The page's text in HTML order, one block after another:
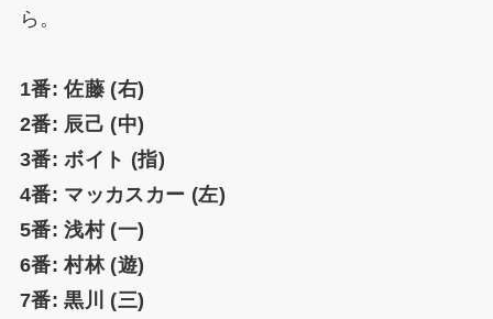
ら。
1番: 佐藤 (右)
2番: 辰己 (中)
3番: ボイト (指)
4番: マッカスカー (左)
5番: 浅村 (一)
6番: 村林 (遊)
7番: 黒川 (三)